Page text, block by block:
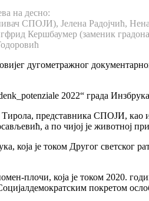
на десно:
СПОЈИ), Јелена Радојчић,
Кершбаумер (заменик
дугометражног
2022“ града
представника СПОЈИ, као
а по чијој је животној
је током Другог светског
плочи, која је током 2020.
покретом